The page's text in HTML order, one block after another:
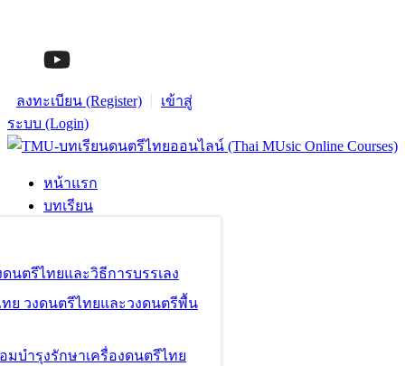
ลงทะเบียน (Register)
เข้าสู่
ระบบ (Login)
หน้าแรก
บทเรียน
ดนตรีไทยและวิธีการบรรเลง
ทย วงดนตรีไทยและวงดนตรีพื้น
มบำรุงรักษาเครื่องดนตรีไทย